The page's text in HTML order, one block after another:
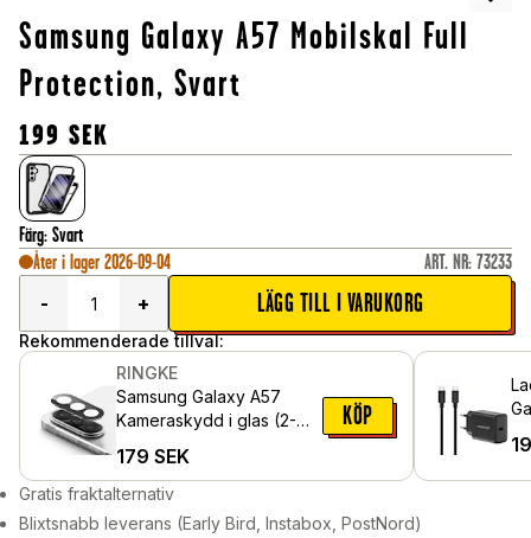
Samsung Galaxy A57 Mobilskal Full
Protection, Svart
199 SEK
Färg: Svart
Åter i lager 2026-09-04
ART. NR: 73233
-
+ LÄGG TILL I VARUKORG
Rekommenderade tillval:
RINGKE
Samsung Galaxy A57
Kameraskydd i glas (2-
179 SEK
KÖP
Gratis fraktalternativ
Blixtsnabb leverans (Early Bird, Instabox, PostNord)